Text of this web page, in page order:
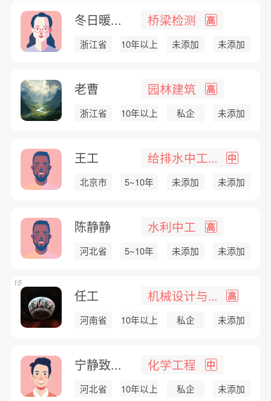
冬日暖... 桥梁检测 高
浙江省 10年以上 未添加 未添加
老曹 园林建筑 高
浙江省 10年以上 私企 未添加
王工 给排水中工... 中
北京市 5~10年 未添加 未添加
陈静静 水利中工 高
河北省 5~10年 未添加 未添加
任工 机械设计与... 高
河南省 10年以上 私企 未添加
15
宁静致... 化学工程 中
河北省 10年以上 私企 未添加